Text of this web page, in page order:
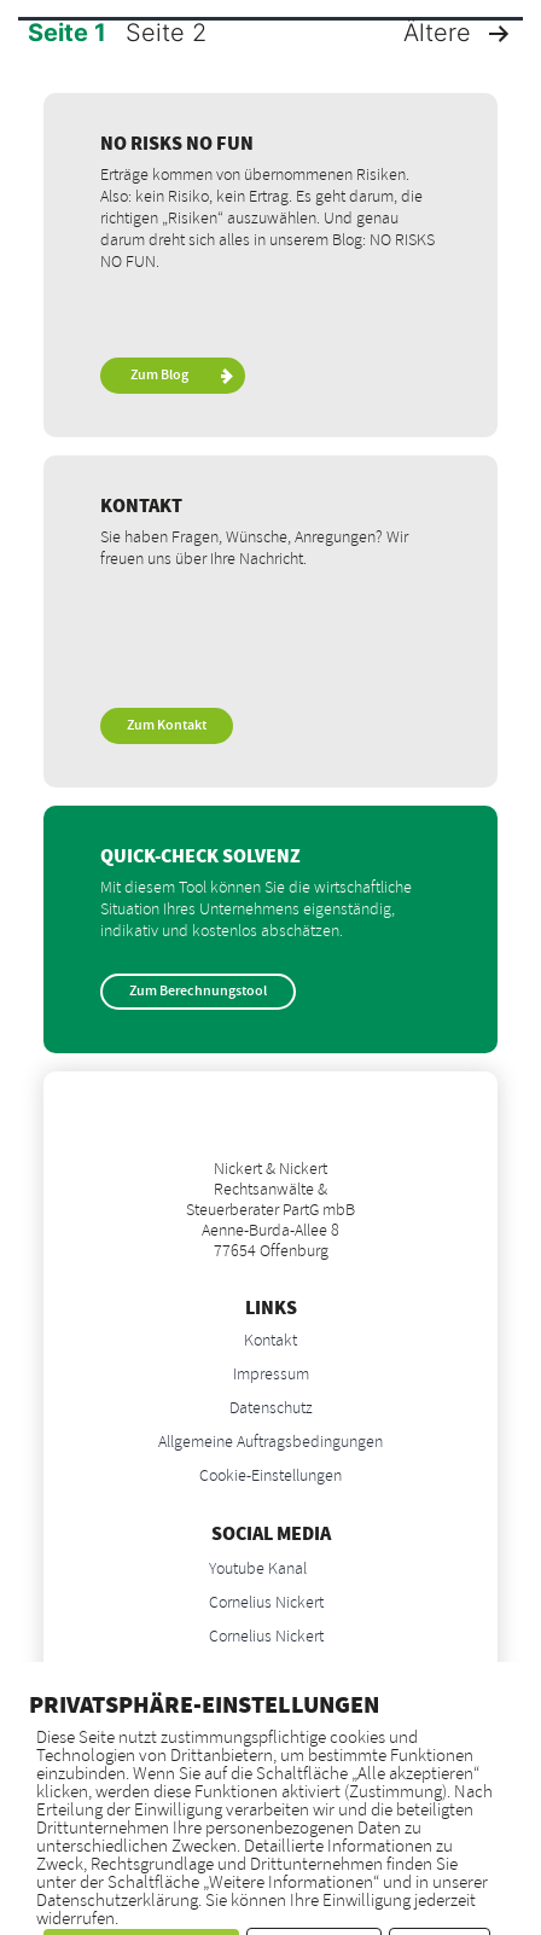
BEITRÄGE
Seite 1 Seite 2 Ältere
NO RISKS NO FUN
Erträge kommen von übernommenen Risiken.
Also: kein Risiko, kein Ertrag. Es geht darum, die
richtigen „Risiken“ auszuwählen. Und genau
darum dreht sich alles in unserem Blog: NO RISKS
NO FUN.
Zum Blog
KONTAKT
Sie haben Fragen, Wünsche, Anregungen? Wir
freuen uns über Ihre Nachricht.
Zum Kontakt
QUICK-CHECK SOLVENZ
Mit diesem Tool können Sie die wirtschaftliche
Situation Ihres Unternehmens eigenständig,
indikativ und kostenlos abschätzen.
Zum Berechnungstool
Nickert & Nickert
Rechtsanwälte &
Steuerberater PartG mbB
Aenne-Burda-Allee 8
77654 Offenburg
LINKS
Kontakt
Impressum
Datenschutz
Allgemeine Auftragsbedingungen
Cookie-Einstellungen
SOCIAL MEDIA
Youtube Kanal
Cornelius Nickert
Cornelius Nickert
Anne Nickert
NEWS
Blog
GOOGLE BEWERTUNGEN
PRIVATSPHÄRE-EINSTELLUNGEN
Diese Seite nutzt zustimmungspflichtige cookies und
Technologien von Drittanbietern, um bestimmte Funktionen
einzubinden. Wenn Sie auf die Schaltfläche „Alle akzeptieren“
klicken, werden diese Funktionen aktiviert (Zustimmung). Nach
Erteilung der Einwilligung verarbeiten wir und die beteiligten
Drittunternehmen Ihre personenbezogenen Daten zu
unterschiedlichen Zwecken. Detaillierte Informationen zu
Zweck, Rechtsgrundlage und Drittunternehmen finden Sie
unter der Schaltfläche „Weitere Informationen“ und in unserer
Datenschutzerklärung. Sie können Ihre Einwilligung jederzeit
widerrufen.